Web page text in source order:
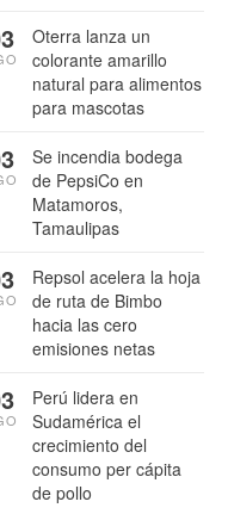
Oterra lanza un
colorante amarillo
natural para alimentos
para mascotas
Se incendia bodega
de PepsiCo en
Matamoros,
Tamaulipas
Repsol acelera la hoja
de ruta de Bimbo
hacia las cero
emisiones netas
Perú lidera en
Sudamérica el
crecimiento del
consumo per cápita
de pollo